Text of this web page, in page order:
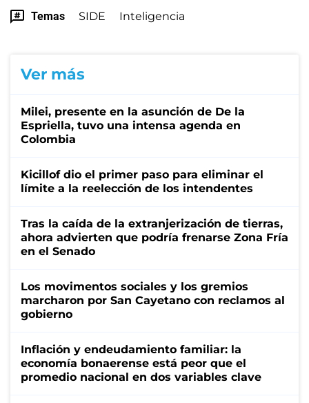
Temas SIDE Inteligencia
Ver más
Milei, presente en la asunción de De la
Espriella, tuvo una intensa agenda en
Colombia
Kicillof dio el primer paso para eliminar el
límite a la reelección de los intendentes
Tras la caída de la extranjerización de tierras,
ahora advierten que podría frenarse Zona Fría
en el Senado
Los movimentos sociales y los gremios
marcharon por San Cayetano con reclamos al
gobierno
Inflación y endeudamiento familiar: la
economía bonaerense está peor que el
promedio nacional en dos variables clave